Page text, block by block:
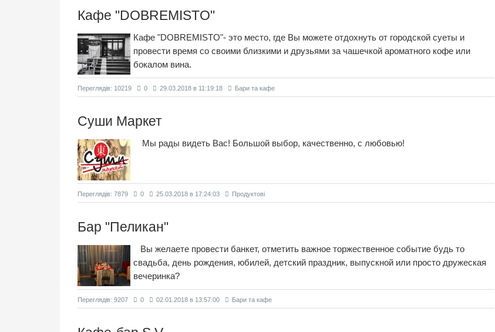
Кафе "DOBREMISTO"
Кафе "DOBREMISTO"- это место, где Вы можете отдохнуть от городской суеты и
провести время со своими близкими и друзьями за чашечкой ароматного кофе или
бокалом вина.
Переглядiв: 10219 0 29.03.2018 в 11:19:18 Бари та кафе
Суши Маркет
Мы рады видеть Вас! Большой выбор, качественно, с любовью!
Переглядiв: 7879 0 25.03.2018 в 17:24:03 Продуктовi
Бар "Пеликан"
Вы желаете провести банкет, отметить важное торжественное событие будь то
свадьба, день рождения, юбилей, детский праздник, выпускной или просто дружеская
вечеринка?
Переглядiв: 9207 0 02.01.2018 в 13:57:00 Бари та кафе